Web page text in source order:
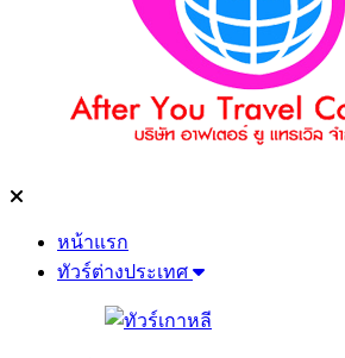
หน้าแรก
ทัวร์ต่างประเทศ